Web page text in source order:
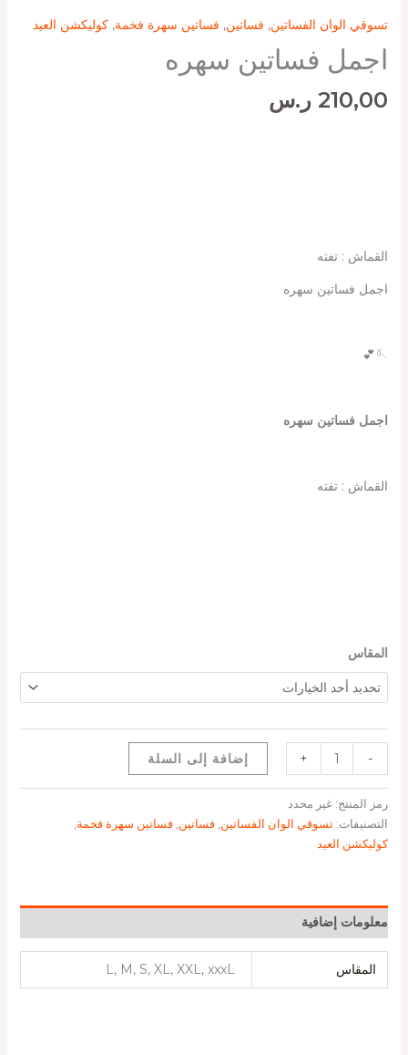
تسوقي الوان الفساتين, فساتين, فساتين سهرة فخمة, كوليكشن العيد
اجمل فساتين سهره
210,00 ر.س
القماش : تفته
اجمل فساتين سهره
🪡💕
اجمل فساتين سهره
القماش : تفته
المقاس
-
+ إضافة إلى السلة
رمز المنتج: غير محدد
التصنيفات: تسوقي الوان الفساتين فساتين فساتين سهرة فخمة
كوليكشن العيد
معلومات إضافية
المقاس L, M, S, XL, XXL, xxxL